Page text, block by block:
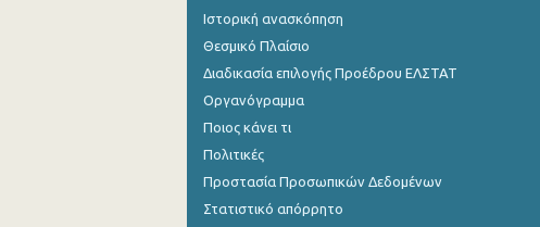
Αυγούστου 2024
Ιουλίου 2024
Μαΐου 2024
Μαρτίου 2024
Ιστορική ανασκόπηση
Θεσμικό Πλαίσιο
Διαδικασία επιλογής Προέδρου ΕΛΣΤΑΤ
Οργανόγραμμα
Ποιος κάνει τι
Πολιτικές
Προστασία Προσωπικών Δεδομένων
Στατιστικό απόρρητο